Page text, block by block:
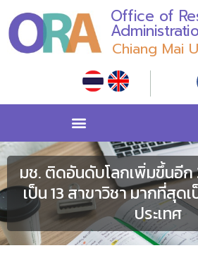
Office of
Chiang Mai
มช. ติดอันดับโลกเพิ่มขึ้นอีก
เป็น 13 สาขาวิชา มากที่สุด
ประเทศ